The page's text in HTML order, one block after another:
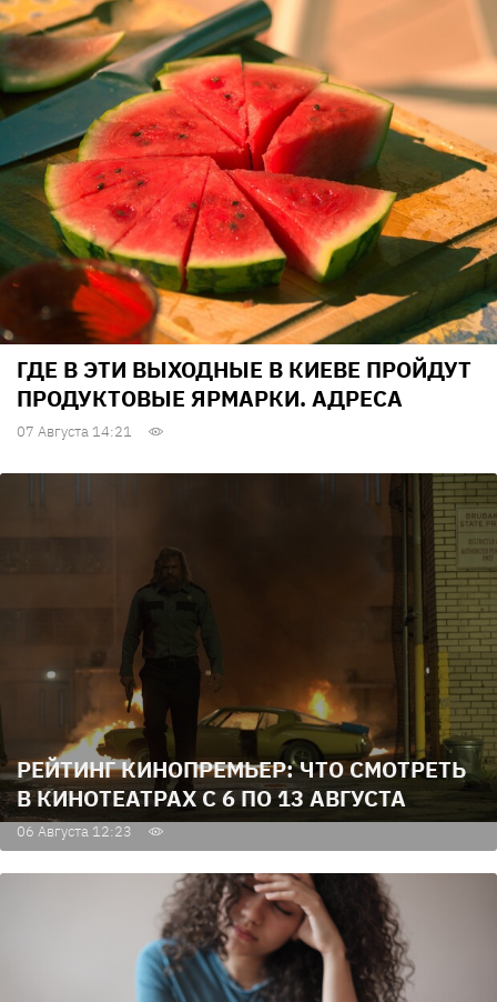
ГДЕ В ЭТИ ВЫХОДНЫЕ В КИЕВЕ ПРОЙДУТ
ПРОДУКТОВЫЕ ЯРМАРКИ. АДРЕСА
07 Августа 14:21
РЕЙТИНГ КИНОПРЕМЬЕР: ЧТО СМОТРЕТЬ
В КИНОТЕАТРАХ С 6 ПО 13 АВГУСТА
06 Августа 12:23